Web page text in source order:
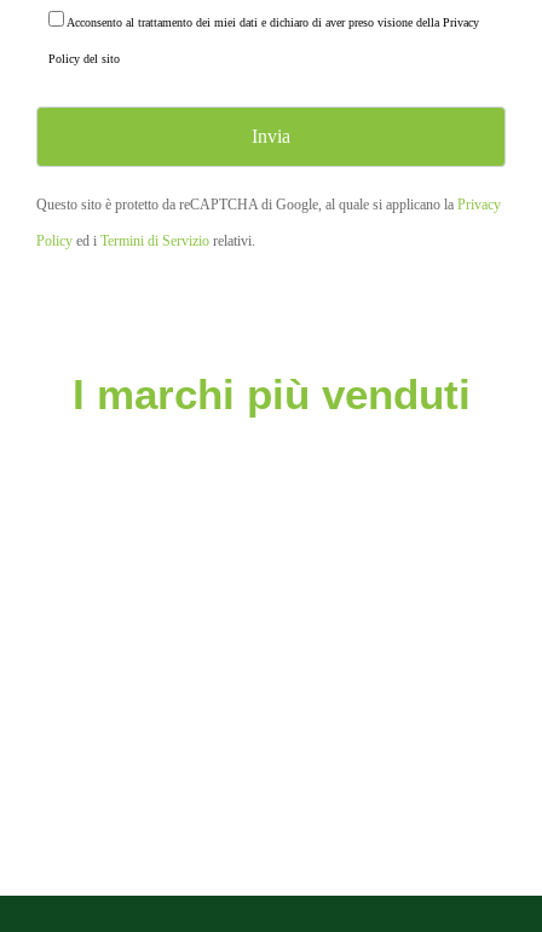
Acconsento al trattamento dei miei dati e dichiaro di aver preso visione della Privacy
Policy del sito
Questo sito è protetto da reCAPTCHA di Google, al quale si applicano la Privacy
Policy ed i Termini di Servizio relativi.
I marchi più venduti